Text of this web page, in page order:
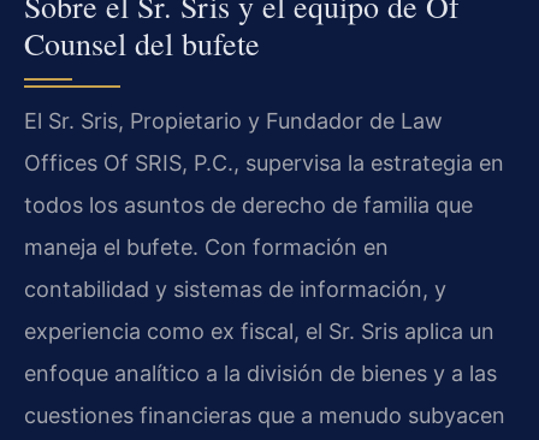
Counsel del bufete
El Sr. Sris, Propietario y Fundador de Law
Offices Of SRIS, P.C., supervisa la estrategia en
todos los asuntos de derecho de familia que
maneja el bufete. Con formación en
contabilidad y sistemas de información, y
experiencia como ex fiscal, el Sr. Sris aplica un
enfoque analítico a la división de bienes y a las
cuestiones financieras que a menudo subyacen